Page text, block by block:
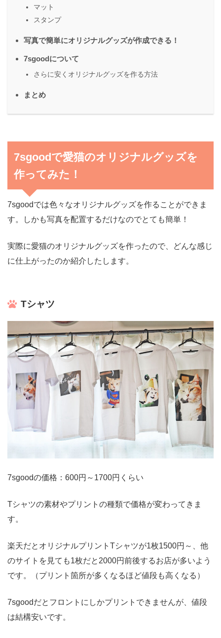
マット
スタンプ
写真で簡単にオリジナルグッズが作成できる！
7sgoodについて
さらに安くオリジナルグッズを作る方法
まとめ
7sgoodで愛猫のオリジナルグッズを
作ってみた！
7sgoodでは色々なオリジナルグッズを作ることができま
す。しかも写真を配置するだけなのでとても簡単！
実際に愛猫のオリジナルグッズを作ったので、どんな感じ
に仕上がったのか紹介したします。
Tシャツ
7sgoodの価格：600円～1700円くらい
Tシャツの素材やプリントの種類で価格が変わってきま
す。
楽天だとオリジナルプリントTシャツが1枚1500円～、他
のサイトを見ても1枚だと2000円前後するお店が多いよう
です。（プリント箇所が多くなるほど値段も高くなる）
7sgoodだとフロントにしかプリントできませんが、値段
は結構安いです。